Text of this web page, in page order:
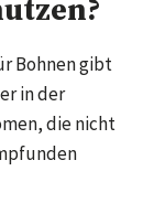
Bohnen gibt
in der
die nicht